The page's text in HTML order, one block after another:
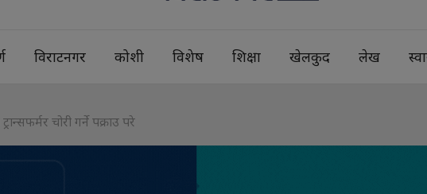
विराटनगर कोशी विशेष शिक्षा खेलकुद लेख
चोरी गर्ने पक्राउ परे